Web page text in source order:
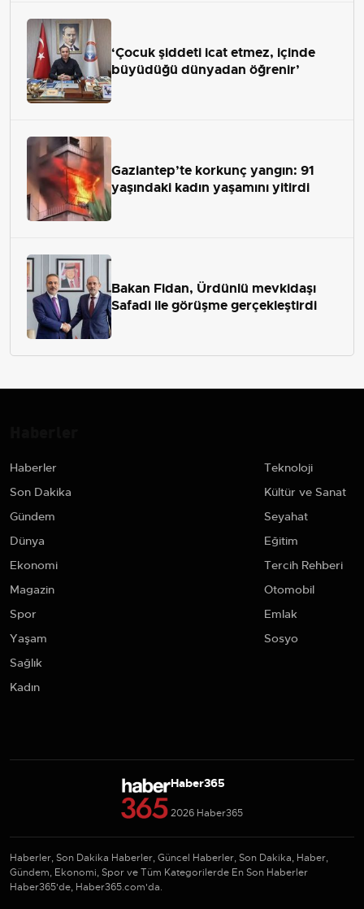
‘Çocuk şiddeti icat etmez, içinde
büyüdüğü dünyadan öğrenir’
Gaziantep’te korkunç yangın: 91
yaşındaki kadın yaşamını yitirdi
Bakan Fidan, Ürdünlü mevkidaşı
Safadi ile görüşme gerçekleştirdi
Haberler
Son Dakika
Gündem
Dünya
Ekonomi
Magazin
Spor
Yaşam
Sağlık
Kadın
Teknoloji
Kültür ve Sanat
Seyahat
Eğitim
Tercih Rehberi
Otomobil
Emlak
Sosyo
Haber365
2026 Haber365
Haberler, Son Dakika Haberler, Güncel Haberler, Son Dakika, Haber,
Gündem, Ekonomi, Spor ve Tüm Kategorilerde En Son Haberler
Haber365'de, Haber365.com'da.